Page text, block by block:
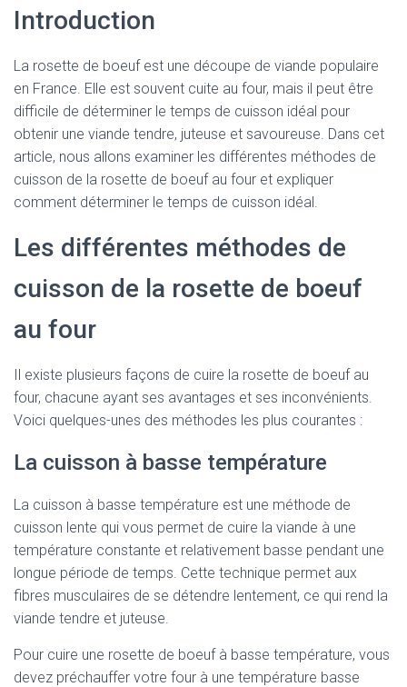
Introduction
La rosette de boeuf est une découpe de viande populaire
en France. Elle est souvent cuite au four, mais il peut être
difficile de déterminer le temps de cuisson idéal pour
obtenir une viande tendre, juteuse et savoureuse. Dans cet
article, nous allons examiner les différentes méthodes de
cuisson de la rosette de boeuf au four et expliquer
comment déterminer le temps de cuisson idéal.
Les différentes méthodes de
cuisson de la rosette de boeuf
au four
Il existe plusieurs façons de cuire la rosette de boeuf au
four, chacune ayant ses avantages et ses inconvénients.
Voici quelques-unes des méthodes les plus courantes :
La cuisson à basse température
La cuisson à basse température est une méthode de
cuisson lente qui vous permet de cuire la viande à une
température constante et relativement basse pendant une
longue période de temps. Cette technique permet aux
fibres musculaires de se détendre lentement, ce qui rend la
viande tendre et juteuse.
Pour cuire une rosette de boeuf à basse température, vous
devez préchauffer votre four à une température basse